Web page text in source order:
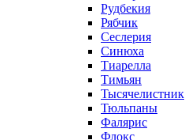
Рудбекия
Рябчик
Сеслерия
Синюха
Тиарелла
Тимьян
Тысячелистник
Тюльпаны
Фалярис
Флокс